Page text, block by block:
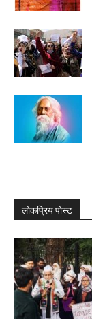
लोकप्रिय पोस्ट